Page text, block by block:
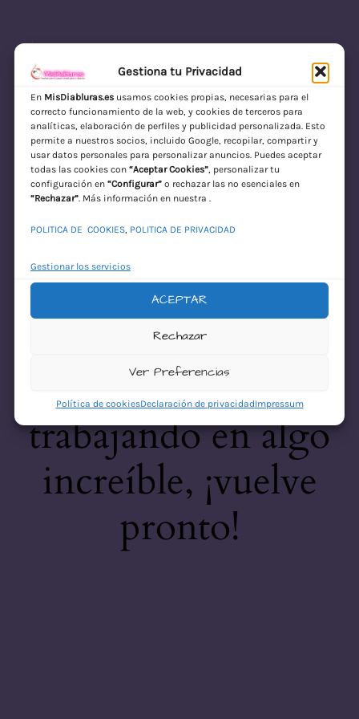
Gestiona tu Privacidad
En MisDiabluras.esusamos cookies propias, necesarias para el
correcto funcionamiento de la web, y cookies de terceros para
analíticas, elaboración de perfiles y publicidad personalizada. Esto
permite a nuestros socios, incluido Google, recopilar, compartir y
usar datos personales para personalizar anuncios. Puedes aceptar
todas las cookies con “Aceptar Cookies”, personalizar tu
configuración en “Configurar”o rechazar las no esenciales en
“Rechazar”. Más información en nuestra .
POLITICA DE COOKIES, POLITICA DE PRIVACIDAD
Gestionar los servicios
ACEPTAR
Rechazar
Ver Preferencias
Política de cookiesDeclaración de privacidadImpressum
MisDiabluras | Sexshop Online con Envío
Discreto en España
Acceder
¡Disculpa este
desastre! Estamos
trabajando en algo
increíble, ¡vuelve
pronto!